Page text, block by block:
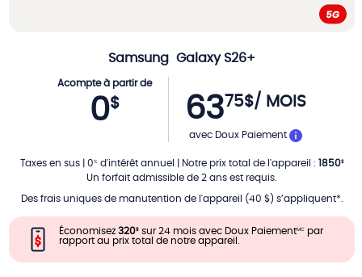
Samsung Galaxy S26+
Acompte à partir de
0$ 6375$/ MOIS
PAR MOIS
avec Doux Paiement
Taxes en sus| 0% d'intérêt annuel Notre prix total de l'appareil : 1850$
Un forfait admissible de 2 ans est requis.
Des frais uniques de manutention de l'appareil (40 $) s’appliquent*.
Économisez 320$ sur 24 mois avec Doux PaiementMC
par
rapport au prix total de notre appareil.